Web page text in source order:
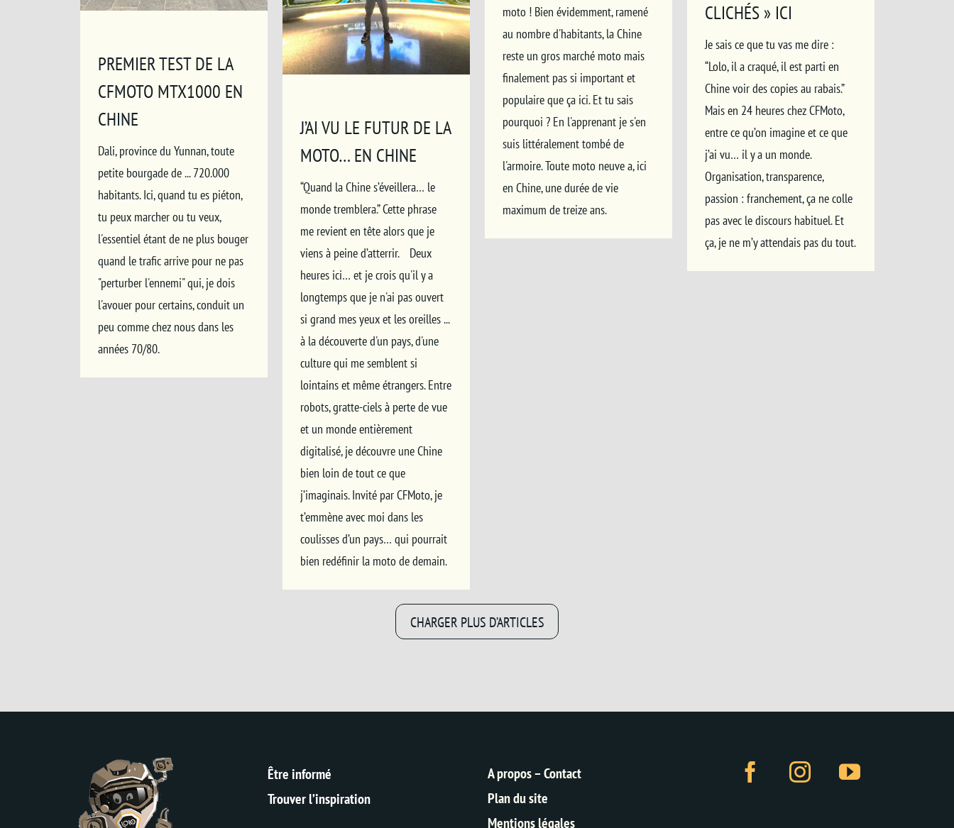
moto ! Bien évidemment, ramené
au nombre d'habitants, la Chine
reste un gros marché moto mais
finalement pas si important et
populaire que ça ici. Et tu sais
pourquoi ? En l'apprenant je s'en
suis littéralement tombé de
l'armoire. Toute moto neuve a, ici
en Chine, une durée de vie
maximum de treize ans.
PREMIER TEST DE LA
CFMOTO MTX1000 EN
CHINE
Dali, province du Yunnan, toute
petite bourgade de ... 720.000
habitants. Ici, quand tu es piéton,
tu peux marcher ou tu veux,
l'essentiel étant de ne plus bouger
quand le trafic arrive pour ne pas
"perturber l'ennemi" qui, je dois
l'avouer pour certains, conduit un
peu comme chez nous dans les
années 70/80.
CLICHÉS » ICI
Je sais ce que tu vas me dire :
“Lolo, il a craqué, il est parti en
Chine voir des copies au rabais.”
Mais en 24 heures chez CFMoto,
entre ce qu’on imagine et ce que
j’ai vu… il y a un monde.
Organisation, transparence,
passion : franchement, ça ne colle
pas avec le discours habituel. Et
ça, je ne m’y attendais pas du tout.
J’AI VU LE FUTUR DE LA
MOTO… EN CHINE
“Quand la Chine s’éveillera… le
monde tremblera.” Cette phrase
me revient en tête alors que je
viens à peine d’atterrir. Deux
heures ici… et je crois qu'il y a
longtemps que je n'ai pas ouvert
si grand mes yeux et les oreilles ...
à la découverte d'un pays, d'une
culture qui me semblent si
lointains et même étrangers. Entre
robots, gratte-ciels à perte de vue
et un monde entièrement
digitalisé, je découvre une Chine
bien loin de tout ce que
j’imaginais. Invité par CFMoto, je
t’emmène avec moi dans les
coulisses d’un pays… qui pourrait
bien redéfinir la moto de demain.
CHARGER PLUS D’ARTICLES
Être informé
Trouver l’inspiration
A propos – Contact
Plan du site
Mentions légales